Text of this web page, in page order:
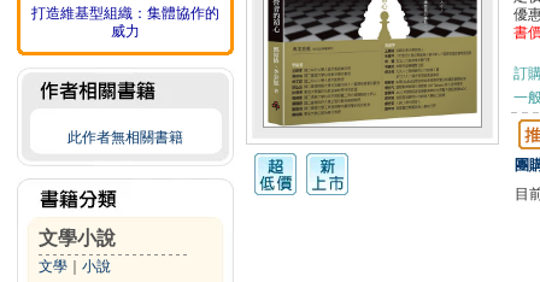
打造維基型組織：集體協作的
威力
此作者無相關書籍
文學小說
文學 小說
優
書
訂
一
團
目